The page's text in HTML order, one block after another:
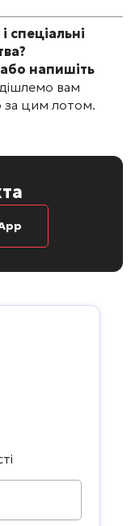
спеціальні
напишіть
вам
за цим лотом.